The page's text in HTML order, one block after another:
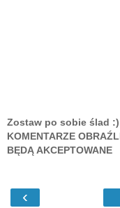
Zostaw po sobie ślad :)
KOMENTARZE
BĘDĄ AKCEPTOWANE
‹